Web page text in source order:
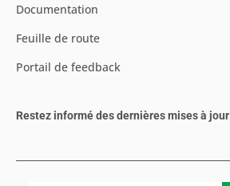
Documentation
Feuille de route
Portail de feedback
Restez informé des dernières mises à jour